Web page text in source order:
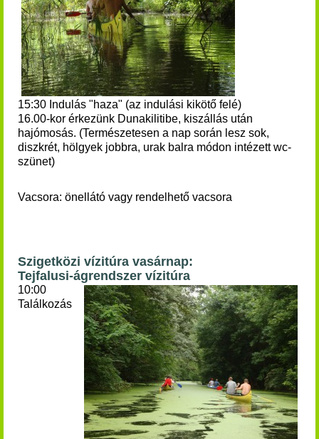
15:30 Indulás "haza" (az indulási kikötő felé)
16.00-kor érkezünk Dunakilitibe, kiszállás után
hajómosás. (Természetesen a nap során lesz sok,
diszkrét, hölgyek jobbra, urak balra módon intézett wc-
szünet)
Vacsora: önellátó vagy rendelhető vacsora
Szigetközi vízitúra vasárnap:
Tejfalusi-ágrendszer vízitúra
10:00
Találkozás